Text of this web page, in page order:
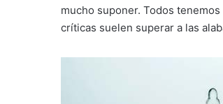
mucho suponer. Todos
críticas suelen superar a las